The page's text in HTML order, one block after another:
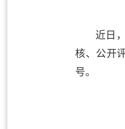
近日
核、公开
号。